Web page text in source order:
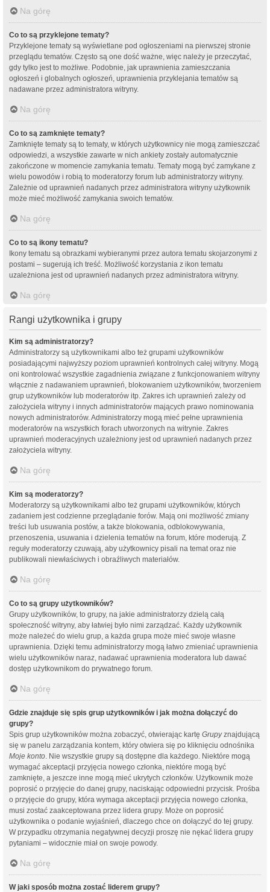
Na górę
Co to są przyklejone tematy?
Przyklejone tematy są wyświetlane pod ogłoszeniami na pierwszej stronie
przeglądu tematów. Często są one dość ważne, więc należy je przeczytać,
gdy tylko jest to możliwe. Podobnie, jak uprawnienia zamieszczania
ogłoszeń i globalnych ogłoszeń, uprawnienia przyklejania tematów są
nadawane przez administratora witryny.
Na górę
Co to są zamknięte tematy?
Zamknięte tematy są to tematy, w których użytkownicy nie mogą zamieszczać
odpowiedzi, a wszystkie zawarte w nich ankiety zostały automatycznie
zakończone w momencie zamykania tematu. Tematy mogą być zamykane z
wielu powodów i robią to moderatorzy forum lub administratorzy witryny.
Zależnie od uprawnień nadanych przez administratora witryny użytkownik
może mieć możliwość zamykania swoich tematów.
Na górę
Co to są ikony tematu?
Ikony tematu są obrazkami wybieranymi przez autora tematu skojarzonymi z
postami – sugerują ich treść. Możliwość korzystania z ikon tematu
uzależniona jest od uprawnień nadanych przez administratora witryny.
Na górę
Rangi użytkownika i grupy
Kim są administratorzy?
Administratorzy są użytkownikami albo też grupami użytkowników
posiadającymi najwyższy poziom uprawnień kontrolnych całej witryny. Mogą
oni kontrolować wszystkie zagadnienia związane z funkcjonowaniem witryny
włącznie z nadawaniem uprawnień, blokowaniem użytkowników, tworzeniem
grup użytkowników lub moderatorów itp. Zakres ich uprawnień zależy od
założyciela witryny i innych administratorów mających prawo nominowania
nowych administratorów. Administratorzy mogą mieć pełne uprawnienia
moderatorów na wszystkich forach utworzonych na witrynie. Zakres
uprawnień moderacyjnych uzależniony jest od uprawnień nadanych przez
założyciela witryny.
Na górę
Kim są moderatorzy?
Moderatorzy są użytkownikami albo też grupami użytkowników, których
zadaniem jest codzienne przeglądanie forów. Mają oni możliwość zmiany
treści lub usuwania postów, a także blokowania, odblokowywania,
przenoszenia, usuwania i dzielenia tematów na forum, które moderują. Z
reguły moderatorzy czuwają, aby użytkownicy pisali na temat oraz nie
publikowali niewłaściwych i obraźliwych materiałów.
Na górę
Co to są grupy użytkowników?
Grupy użytkowników, to grupy, na jakie administratorzy dzielą całą
społeczność witryny, aby łatwiej było nimi zarządzać. Każdy użytkownik
może należeć do wielu grup, a każda grupa może mieć swoje własne
uprawnienia. Dzięki temu administratorzy mogą łatwo zmieniać uprawnienia
wielu użytkowników naraz, nadawać uprawnienia moderatora lub dawać
dostęp użytkownikom do prywatnego forum.
Na górę
Gdzie znajduje się spis grup użytkowników i jak można dołączyć do
grupy?
Spis grup użytkowników można zobaczyć, otwierając kartę Grupyznajdującą
się w panelu zarządzania kontem, który otwiera się po kliknięciu odnośnika
Moje konto . Nie wszystkie grupy są dostępne dla każdego. Niektóre mogą
wymagać akceptacji przyjęcia nowego członka, niektóre mogą być
zamknięte, a jeszcze inne mogą mieć ukrytych członków. Użytkownik może
poprosić o przyjęcie do danej grupy, naciskając odpowiedni przycisk. Prośba
o przyjęcie do grupy, która wymaga akceptacji przyjęcia nowego członka,
musi zostać zaakceptowana przez lidera grupy. Może on poprosić
użytkownika o podanie wyjaśnień, dlaczego chce on dołączyć do tej grupy.
W przypadku otrzymania negatywnej decyzji proszę nie nękać lidera grupy
pytaniami – widocznie miał on swoje powody.
Na górę
W jaki sposób można zostać liderem grupy?